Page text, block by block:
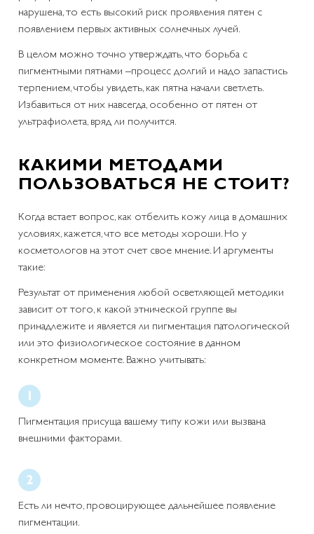
нарушена, то есть высокий риск проявления пятен с
появлением первых активных солнечных лучей.
В целом можно точно утверждать, что борьба с
пигментными пятнами –процесс долгий и надо запастись
терпением, чтобы увидеть, как пятна начали светлеть.
Избавиться от них навсегда, особенно от пятен от
ультрафиолета, вряд ли получится.
КАКИМИ МЕТОДАМИ
ПОЛЬЗОВАТЬСЯ НЕ СТОИТ?
Когда встает вопрос, как отбелить кожу лица в домашних
условиях, кажется, что все методы хороши. Но у
косметологов на этот счет свое мнение. И аргументы
такие:
Результат от применения любой осветляющей методики
зависит от того, к какой этнической группе вы
принадлежите и является ли пигментация патологической
или это физиологическое состояние в данном
конкретном моменте. Важно учитывать:
Пигментация присуща вашему типу кожи или вызвана
внешними факторами.
Есть ли нечто, провоцирующее дальнейшее появление
пигментации.